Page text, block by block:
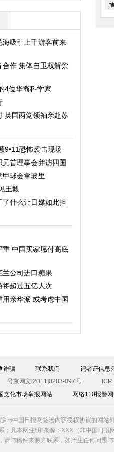
吸引上千游客前来
合作 集体自卫权解禁
4位华裔科学家
英国两党领袖亲赴苏
9•11恐怖袭击现场
首理事会并访四国
球会拿玻里
王毅
了什么让日媒如此担
中国买家愿付高底
兰公司进口糖果
超过五亿人次
亲华派 或考虑中国
诈骗 联系我们
记者证信息
号京网文[2011]0283-097号
文化市场举报网站 网络110报警
与中国日报网签署内容授权协议的网站
凡本网注明“来源：XXX（非中国日报
与稿件来源方联系，如产生任何问题与